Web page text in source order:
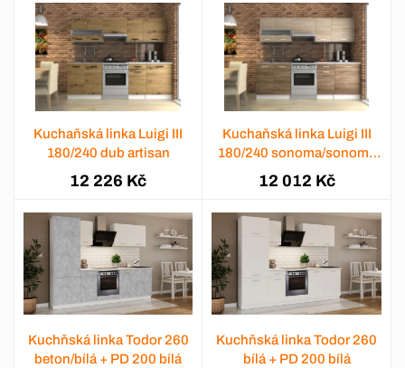
Kuchaňská linka Luigi III
180/240 dub artisan
12 226 Kč
Kuchaňská linka Luigi III
180/240 sonoma/sonoma
tabaco
12 012 Kč
Kuchňská linka Todor 260
beton/bílá + PD 200 bílá
Kuchňská linka Todor 260
bílá + PD 200 bílá